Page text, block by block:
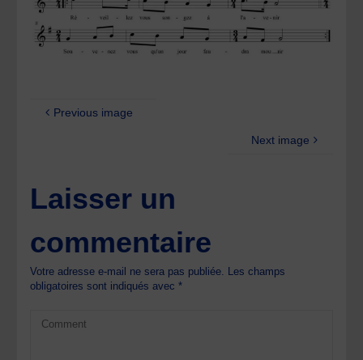
Previous image
Next image
Laisser un
commentaire
Votre adresse e-mail ne sera pas publiée. Les champs
obligatoires sont indiqués avec*